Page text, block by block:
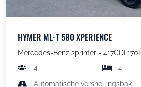
HYMER ML-T 580 XPERIENCE
Mercedes-Benz sprinter - 417CDI
4
4
Automatische versnellingsbak